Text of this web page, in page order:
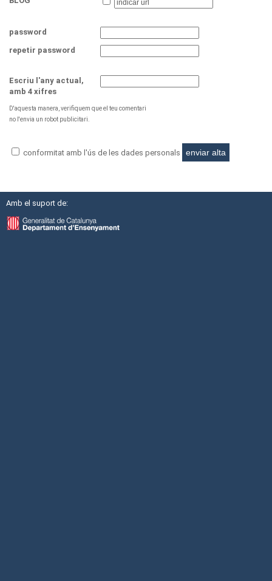
password
repetir password
Escriu l'any actual,
amb 4 xifres
D'aquesta manera, verifiquem que el teu comentari
no l'envia un robot publicitari.
conformitat amb l'ús de les dades personals
Amb el suport de: